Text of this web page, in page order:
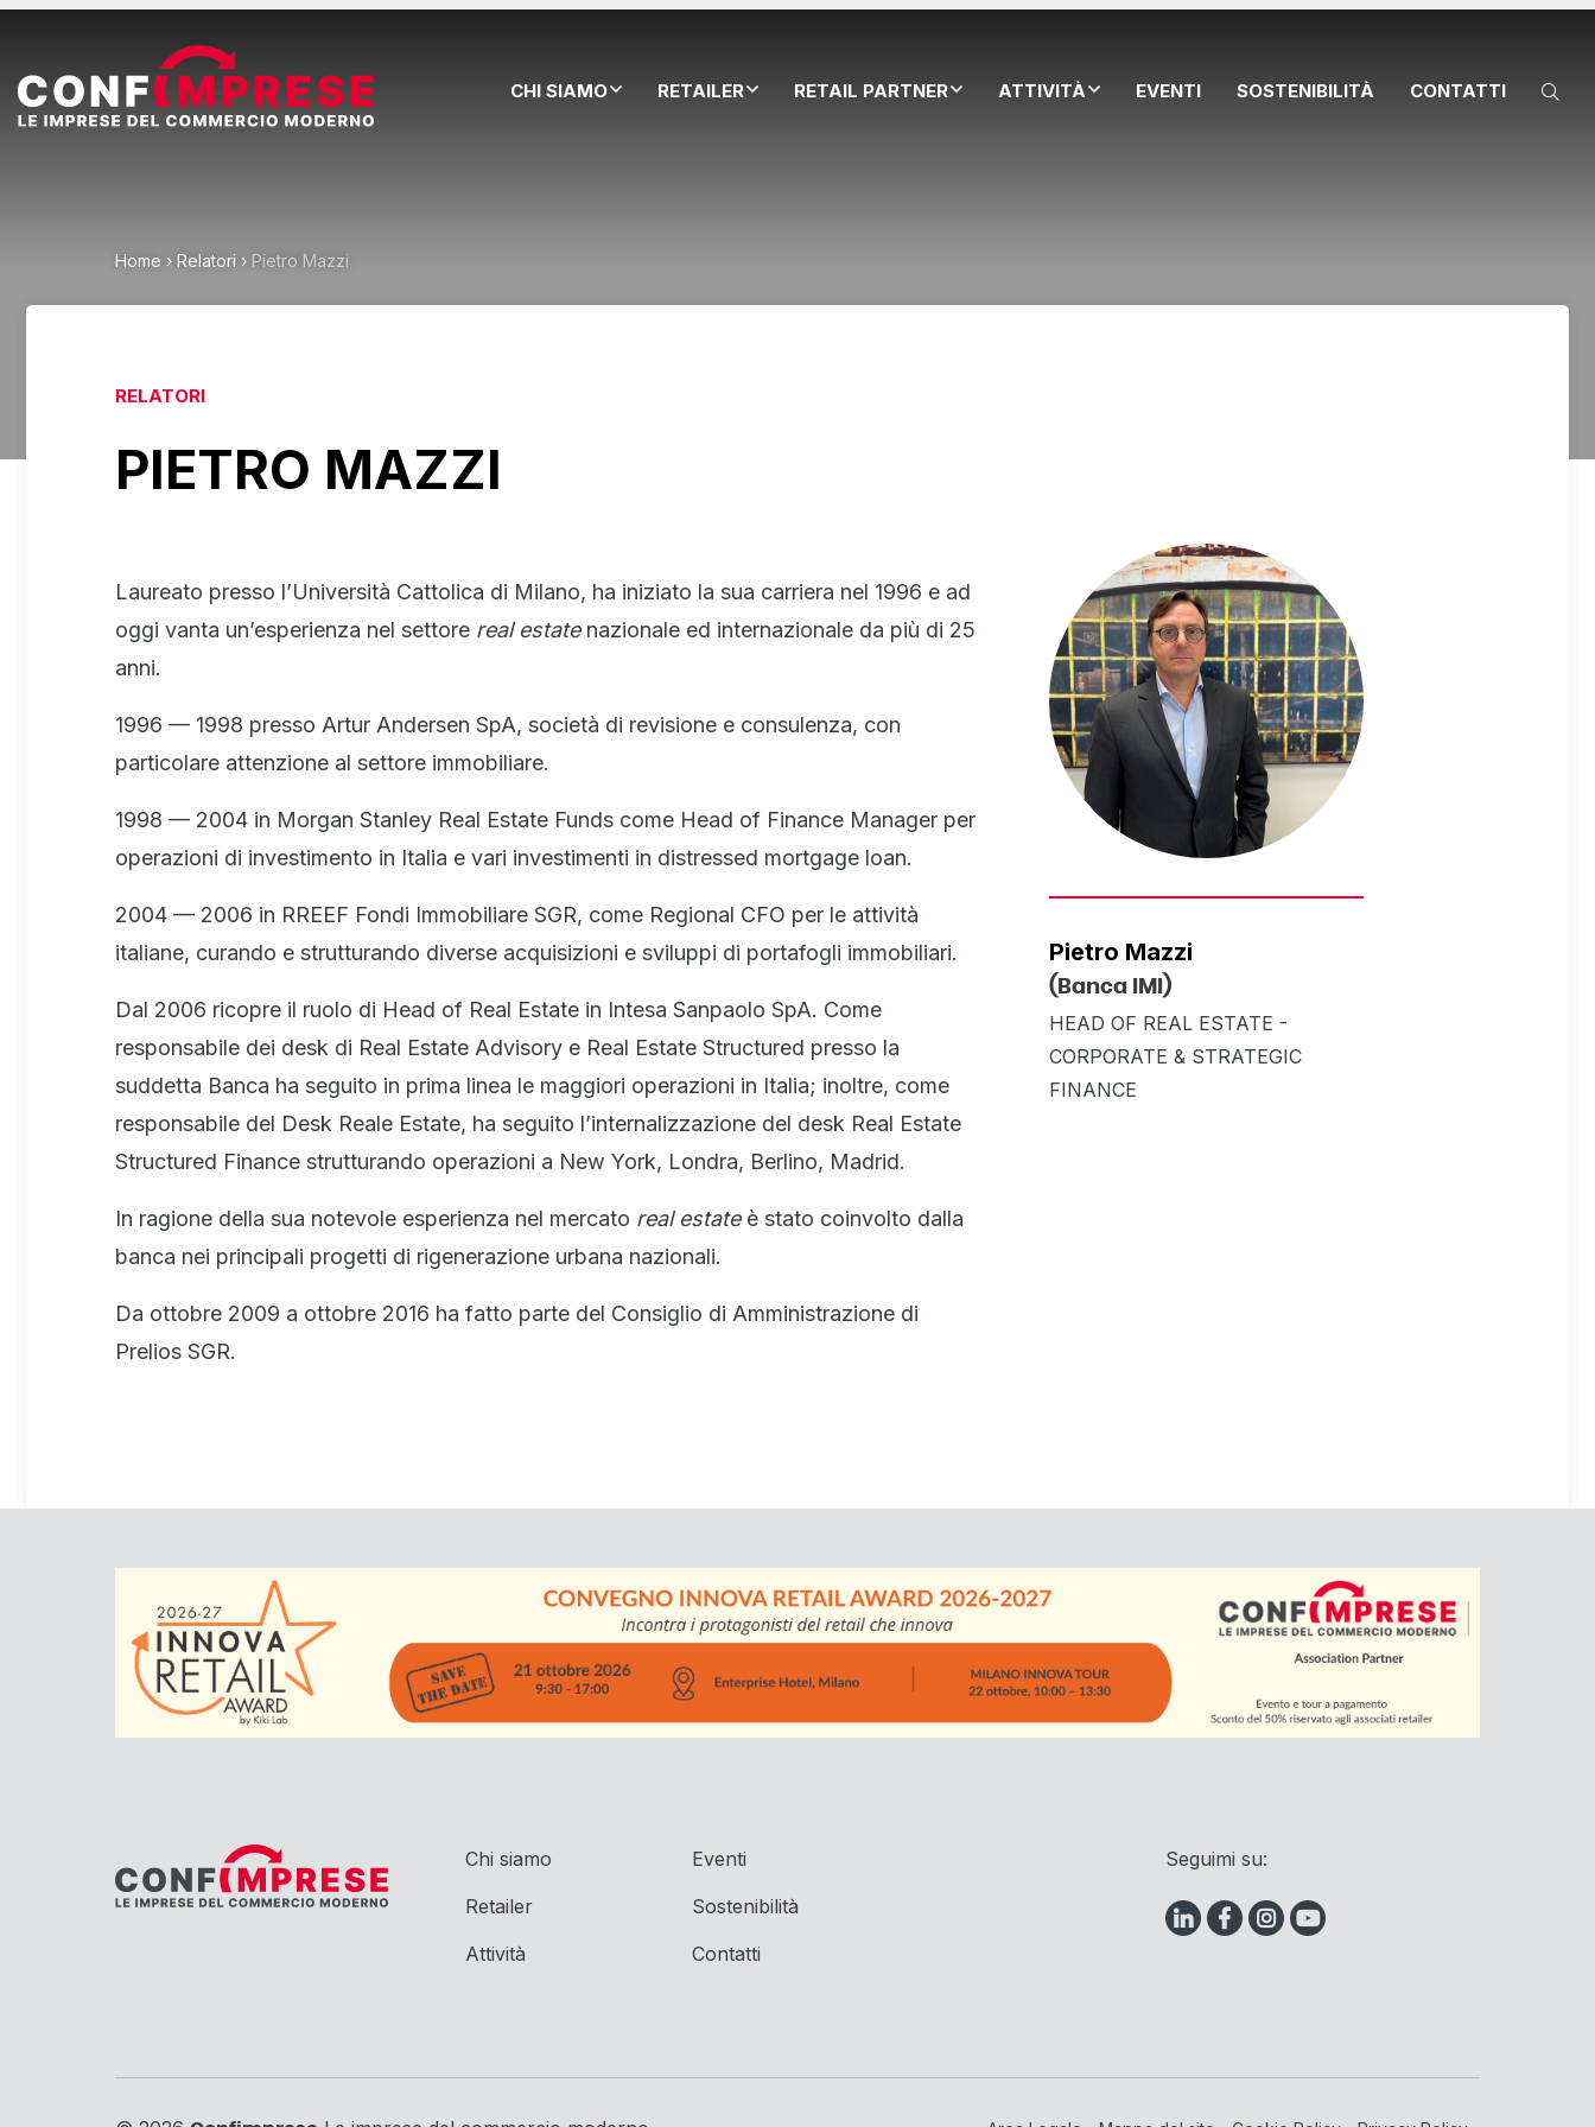
CHI SIAMO RETAILER RETAIL PARTNER ATTIVITÀ EVENTI SOSTENIBILITÀ CONTATTI
Home › Relatori › Pietro Mazzi
RELATORI
PIETRO MAZZI
Pietro Mazzi
(Banca IMI)
HEAD OF REAL ESTATE -
CORPORATE & STRATEGIC
FINANCE
Laureato presso l’Università Cattolica di Milano, ha iniziato la sua carriera nel 1996 e ad
oggi vanta un’esperienza nel settore real estatenazionale ed internazionale da più di 25
anni.
1996 — 1998 presso Artur Andersen SpA, società di revisione e consulenza, con
particolare attenzione al settore immobiliare.
1998 — 2004 in Morgan Stanley Real Estate Funds come Head of Finance Manager per
operazioni di investimento in Italia e vari investimenti in distressed mortgage loan.
2004 — 2006 in RREEF Fondi Immobiliare SGR, come Regional CFO per le attività
italiane, curando e strutturando diverse acquisizioni e sviluppi di portafogli immobiliari.
Dal 2006 ricopre il ruolo di Head of Real Estate in Intesa Sanpaolo SpA. Come
responsabile dei desk di Real Estate Advisory e Real Estate Structured presso la
suddetta Banca ha seguito in prima linea le maggiori operazioni in Italia; inoltre, come
responsabile del Desk Reale Estate, ha seguito l’internalizzazione del desk Real Estate
Structured Finance strutturando operazioni a New York, Londra, Berlino, Madrid.
In ragione della sua notevole esperienza nel mercato real estateè stato coinvolto dalla
banca nei principali progetti di rigenerazione urbana nazionali.
Da ottobre 2009 a ottobre 2016 ha fatto parte del Consiglio di Amministrazione di
Prelios SGR.
Chi siamo
Retailer
Attività
Eventi
Sostenibilità
Contatti
Seguimi su: